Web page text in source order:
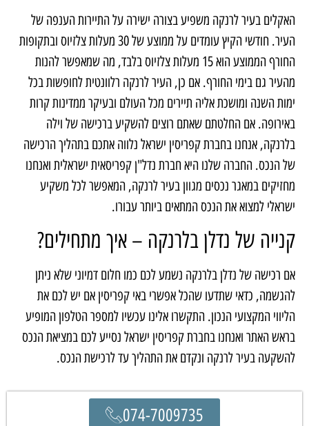
האקלים בעיר לרנקה משפיע בצורה ישירה על התיירות הענפה של
העיר. חודשי הקיץ עומדים על ממוצע של 30 מעלות צלזיוס ובתקופות
החורף הממוצע הוא 15 מעלות צלזיוס בלבד, מה שמאפשר להנות
מהעיר גם בימי החורף. אם כן, העיר לרנקה רלוונטית לחופשות בכל
ימות השנה ומושכת אליה תיירים מכל העולם ובעיקר ממדינות קרות
באירופה. אם החלטתם שאתם רוצים להשקיע ברכישה של וילה
בלרנקה, אנחנו בחברת קפריסין ישראל נלווה אתכם בתהליך הרכישה
של הנכס. החברה שלנו היא חברת נדל"ן קפריסאית ישראלית ואנחנו
מחזיקים במאגר נכסים מגוון בעיר לרנקה, המאפשר לכל משקיע
ישראלי למצוא את הנכס המתאים ביותר עבורו.
קנייה של נדלן בלרנקה – איך מתחילים?
אם רכישה של נדלן בלרנקה נשמע לכם כמו חלום דמיוני שלא ניתן
להגשמה, כדאי שתדעו שהכל אפשרי באי קפריסין אם יש לכם את
הליווי המקצועי הנכון. התקשרו אלינו עכשיו למספר הטלפון המופיע
בראש האתר ואנחנו בחברת קפריסין ישראל נסייע לכם במציאת הנכס
להשקעה בעיר לרנקה ונקדם את התהליך עד לרכישת הנכס.
074-7009735